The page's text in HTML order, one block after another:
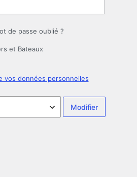
de passe oublié ?
et Bateaux
vos données personnelles